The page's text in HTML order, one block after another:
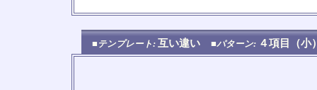
■テンプレート: 互い違い ■パターン: ４項目（